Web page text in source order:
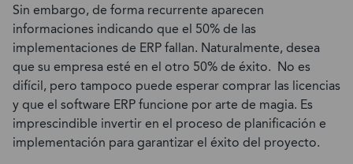
Sin embargo, de forma recurrente aparecen
informaciones indicando que el 50% de las
implementaciones de ERP fallan. Naturalmente, desea
que su empresa esté en el otro 50% de éxito. No es
difícil, pero tampoco puede esperar comprar las licencias
y que el software ERP funcione por arte de magia. Es
imprescindible invertir en el proceso de planificación e
implementación para garantizar el éxito del proyecto.